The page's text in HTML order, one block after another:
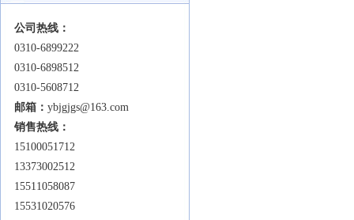
公司热线：
0310-6899222
0310-6898512
0310-5608712
邮箱： ybjgjgs@163.com
销售热线：
15100051712
13373002512
15511058087
15531020576